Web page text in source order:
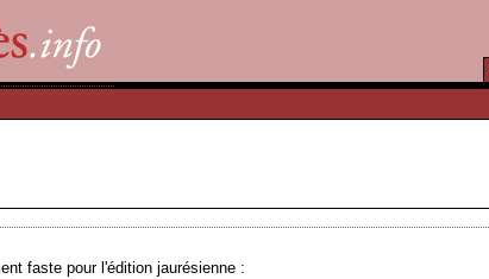
faste pour l'édition jaurésienne :